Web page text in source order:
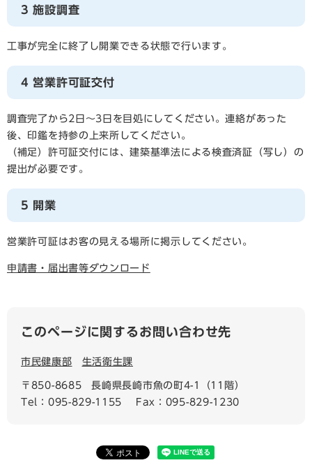
3 施設調査
工事が完全に終了し開業できる状態で行います。
4 営業許可証交付
調査完了から2日～3日を目処にしてください。連絡があった
後、印鑑を持参の上来所してください。
（補足）許可証交付には、建築基準法による検査済証（写し）の
提出が必要です。
5 開業
営業許可証はお客の見える場所に掲示してください。
申請書・届出書等ダウンロード
このページに関するお問い合わせ先
市民健康部 生活衛生課
〒850-8685
長崎県長崎市魚の町4-1（11階）
Tel：095-829-1155
Fax：095-829-1230